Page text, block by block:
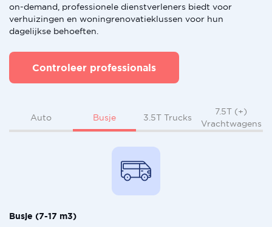
on-demand, professionele dienstverleners biedt voor
verhuizingen en woningrenovatieklussen voor hun
dagelijkse behoeften.
Controleer professionals
Auto Busje 3.5T Trucks
7.5T (+)
Vrachtwagens
Busje (7-17 m3)